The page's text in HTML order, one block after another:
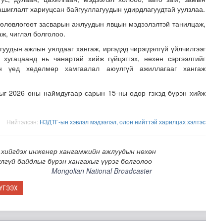
/2026.08.07/
хариуцсан байгууллагуудын удирдлагуудтай уулзлаа.
засварын ажлуудын явцын мэдээлэлтэй танилцаж,
чиглэл болголоо.
ажлын уялдааг хангаж, иргэдэд чирэгдэлгүй үйлчилгээг
нь чанартай хийж гүйцэтгэх, нөхөн сэргээлтийг
үед хөдөлмөр хамгаалал аюулгүй ажиллагааг хангаж
2026 оны наймдугаар сарын 15-ны өдөр гэхэд бүрэн хийж
Нийтэлсэн: НЗДТГ-ын хэвлэл мэдээлэл, олон нийттэй харилцах хэлтэс
инженер хангамжийн ажлуудын нөхөн
байдлыг бүрэн хангахыг үүрэг болголоо
Mongolian National Broadcaster